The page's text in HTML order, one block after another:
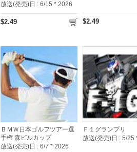
放送(発売)日 : 6/15 * 2026
$2.49 $2.49
ＢＭＷ日本ゴルフツアー選
手権 森ビルカップ
放送(発売)日 : 6/7 * 2026
Ｆ１グランプリ
放送(発売)日 : 5/25